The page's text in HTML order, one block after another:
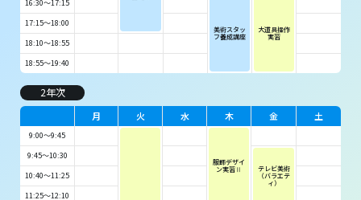
16:30～17:15
美術スタッ
フ養成講座
大道具操作
実習
17:15～18:00
18:10～18:55
18:55～19:40
2年次
月 火 水 木 金 土
9:00～9:45
服飾デザイ
ン実習Ⅱ
9:45～10:30
テレビ美術
（バラエテ
ィ）
10:40～11:25
11:25～12:10